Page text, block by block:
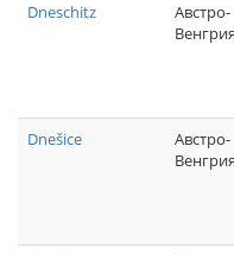
Dneschitz
Австро-
Венгрия
Dnešice
Австро-
Венгрия